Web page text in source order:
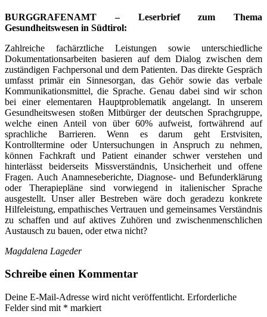
BURGGRAFENAMT – Leserbrief zum Thema
Gesundheitswesen in Südtirol:
Zahlreiche fachärztliche Leistungen sowie unterschiedliche
Dokumentationsarbeiten basieren auf dem Dialog zwischen dem
zuständigen Fachpersonal und dem Patienten. Das direkte Gespräch
umfasst primär ein Sinnesorgan, das Gehör sowie das verbale
Kommunikationsmittel, die Sprache. Genau dabei sind wir schon
bei einer elementaren Hauptproblematik angelangt. In unserem
Gesundheitswesen stoßen Mitbürger der deutschen Sprachgruppe,
welche einen Anteil von über 60% aufweist, fortwährend auf
sprachliche Barrieren. Wenn es darum geht Erstvisiten,
Kontrolltermine oder Untersuchungen in Anspruch zu nehmen,
können Fachkraft und Patient einander schwer verstehen und
hinterlässt beiderseits Missverständnis, Unsicherheit und offene
Fragen. Auch Anamneseberichte, Diagnose- und Befunderklärung
oder Therapiepläne sind vorwiegend in italienischer Sprache
ausgestellt. Unser aller Bestreben wäre doch geradezu konkrete
Hilfeleistung, empathisches Vertrauen und gemeinsames Verständnis
zu schaffen und auf aktives Zuhören und zwischenmenschlichen
Austausch zu bauen, oder etwa nicht?
Magdalena Lageder
Schreibe einen Kommentar
Deine E-Mail-Adresse wird nicht veröffentlicht. Erforderliche
Felder sind mit * markiert